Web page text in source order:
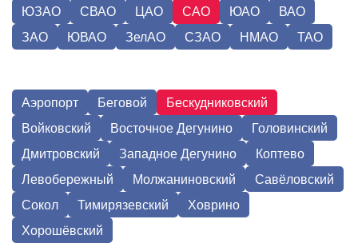
ЮЗАО СВАО ЦАО САО ЮАО
ВАО
ЗАО
ЮВАО ЗелАО СЗАО НМАО ТАО
Аэропорт Беговой
Бескудниковский
Войковский
Восточное Дегунино
Головинский
Дмитровский
Западное Дегунино
Коптево
Левобережный
Молжаниновский
Савёловский
Сокол
Тимирязевский
Ховрино
Хорошёвский